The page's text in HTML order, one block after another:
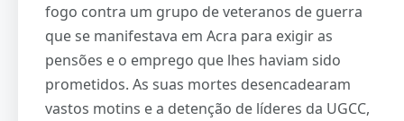
fogo contra um grupo de veteranos de guerra
que se manifestava em Acra para exigir as
pensões e o emprego que lhes haviam sido
prometidos. As suas mortes desencadearam
vastos motins e a detenção de líderes da UGCC,